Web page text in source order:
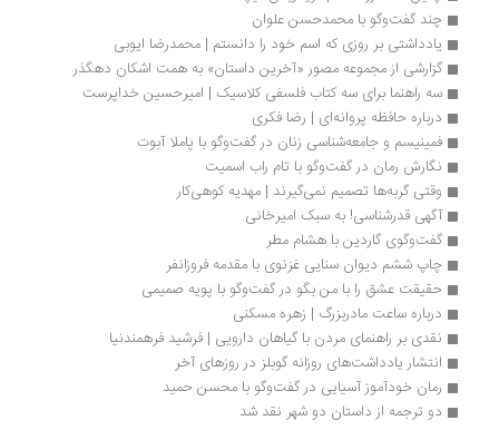
چند‌ گفت‌وگو با محمد‌حسن علوان
یادداشتی بر روزی که اسم خود را دانستم | محمدرضا ایوبی
گزارشی از مجموعه مصور «آخرین داستان» به همت اشکان دهگذر
سه راهنما برای سه کتاب فلسفی کلاسیک | امیرحسین خداپرست
درباره حافظه پروانه‌ای | رضا فکری
فمینیسم و جامعه‌‌شناسی زنان در گفت‌وگو با پاملا آبوت
نگارش رمان در گفت‌وگو با تام راب اسمیت
وقتی گربه‌ها تصمیم نمی‌گیرند | مهدیه کوهی‌کار
آگهی قدرشناسی! به سبک امیرخانی
گفت‌وگوی گاردین با هشام مطر
چاپ ششم دیوان سنایی غزنوی با مقدمه فروزانفر
حقیقت عشق را با من بگو در گفت‌وگو با پویه‌ صمیمی
درباره ساعت مادربزرگ | زهره مسکنی
نقدی بر راهنمای مردن با گیاهان دارویی | فرشید فرهمندنیا
انتشار یادداشت‌های روزانه گوبلز در روزهای آخر
رمان خودآموز آسیایی در گفت‌وگو با محسن حمید
دو ترجمه از داستان دو شهر نقد شد